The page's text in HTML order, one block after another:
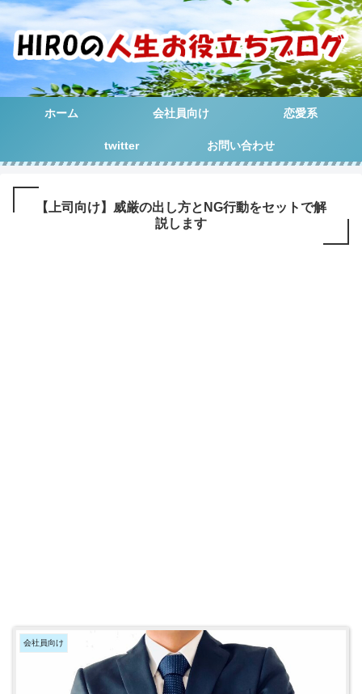
ホーム 会社員向け 恋愛系
twitter お問い合わせ
【上司向け】威厳の出し方とNG行動をセットで解
説します
会社員向け